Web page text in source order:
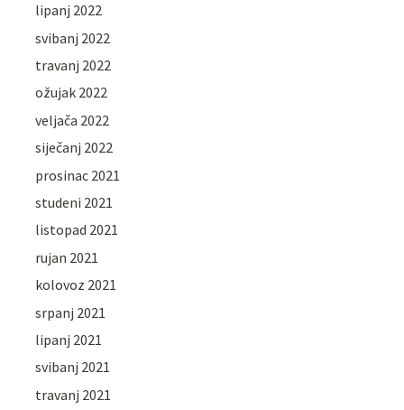
lipanj 2022
svibanj 2022
travanj 2022
ožujak 2022
veljača 2022
siječanj 2022
prosinac 2021
studeni 2021
listopad 2021
rujan 2021
kolovoz 2021
srpanj 2021
lipanj 2021
svibanj 2021
travanj 2021